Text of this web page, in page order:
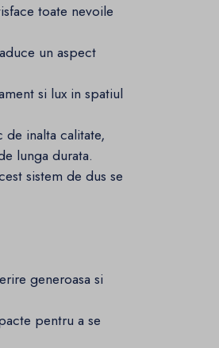
toate nevoile
un aspect
si lux in spatiul
inalta calitate,
lunga durata.
sistem de dus se
generoasa si
pentru a se